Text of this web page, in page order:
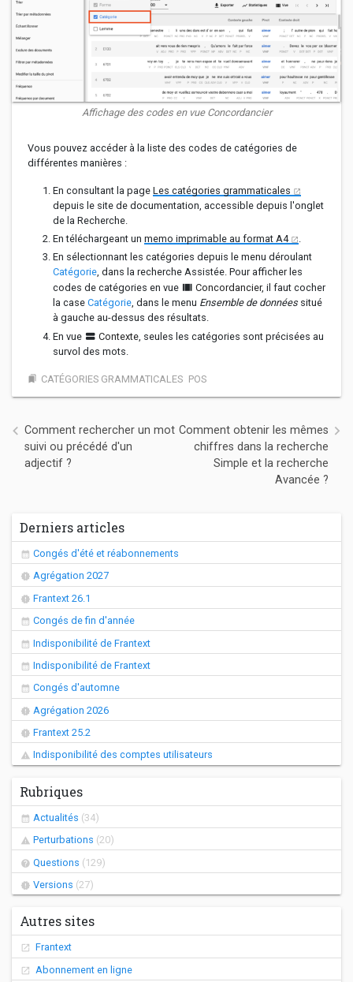
Affichage des codes en vue Concordancier
Vous pouvez accéder à la liste des codes de catégories de
différentes manières :
En consultant la page Les catégories grammaticales
depuis le site de documentation, accessible depuis l'onglet
de la Recherche.
En téléchargeant un memo imprimable au format A4
.
En sélectionnant les catégories depuis le menu déroulant
Catégorie, dans la recherche Assistée. Pour afficher les
codes de catégories en vue view_array Concordancier, il faut cocher
la case Catégorie, dans le menu Ensemble de donnéessitué
à gauche au-dessus des résultats.
En vue view_stream Contexte, seules les catégories sont précisées au
survol des mots.
bookmarks CATÉGORIES GRAMMATICALES POS
Navigation de l’article
Comment rechercher un mot
suivi ou précédé d'un
adjectif ?
Comment obtenir les mêmes
chiffres dans la recherche
Simple et la recherche
Avancée ?
Derniers articles
Congés d'été et réabonnements
Agrégation 2027
Frantext 26.1
Congés de fin d'année
Indisponibilité de Frantext
Indisponibilité de Frantext
Congés d'automne
Agrégation 2026
Frantext 25.2
Indisponibilité des comptes utilisateurs
Rubriques
Actualités (34)
Perturbations (20)
Questions (129)
Versions (27)
Autres sites
Frantext
Abonnement en ligne